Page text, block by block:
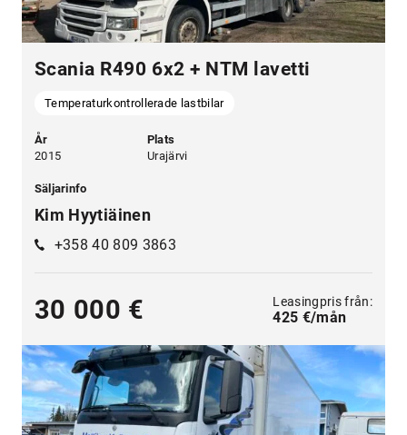
Scania R490 6x2 + NTM lavetti
Temperaturkontrollerade lastbilar
År
2015
Plats
Urajärvi
Säljarinfo
Kim Hyytiäinen
+358 40 809 3863
30 000 € Leasingpris från:
425 €/mån